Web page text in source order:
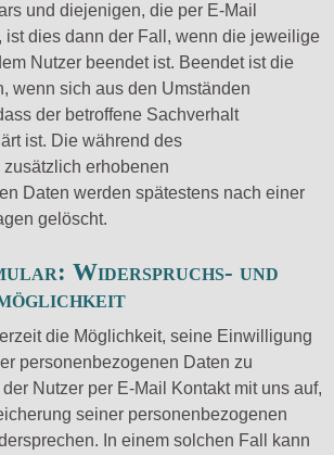
und diejenigen, die per E-Mail
ist dies dann der Fall, wenn die jeweilige
Nutzer beendet ist. Beendet ist die
wenn sich aus den Umständen
der betroffene Sachverhalt
ist. Die während des
erhobenen
Daten werden spätestens nach einer
gelöscht.
Widerspruchs- und
die Möglichkeit, seine Einwilligung
personenbezogenen Daten zu
Nutzer per E-Mail Kontakt mit uns auf,
seiner personenbezogenen
In einem solchen Fall kann